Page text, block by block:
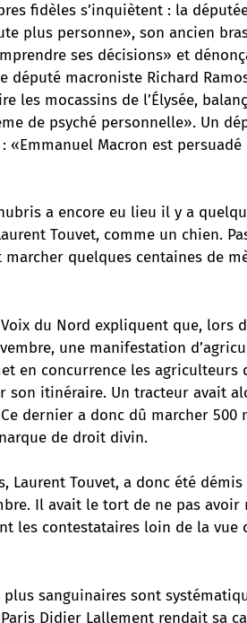
fidèles s’inquiètent : la
plus personne», son ancien
ses décisions» et
député macroniste Richard
les mocassins de l’Élysée,
de psyché personnelle». Un
«Emmanuel Macron est persuadé
a encore eu lieu il y a
Touvet, comme un chien.
marcher quelques centaines de
du Nord expliquent que, lors
une manifestation
en concurrence les agriculteurs
son itinéraire. Un tracteur avait
dernier a donc dû marcher 500
de droit divin.
Laurent Touvet, a donc été
Il avait le tort de ne pas avoir
les contestataires loin de la vue
plus sanguinaires sont
Didier Lallement rendait sa